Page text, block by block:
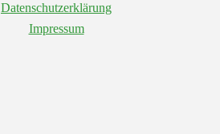
Datenschutzerklärung
Impressum